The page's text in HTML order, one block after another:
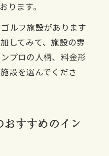
ります。
ルフ施設があります
してみて、施設の雰
プロの人柄、料金形
設を選んでくださ
すすめのイン